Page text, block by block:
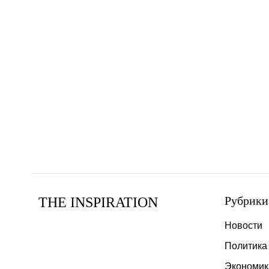
THE INSPIRATION Рубрики
Новости
Политика